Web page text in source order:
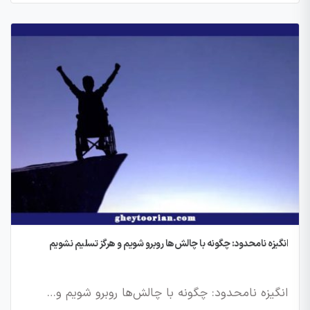
انگیزه نامحدود: چگونه با چالش‌ها روبرو شویم و هرگز تسلیم نشویم
انگیزه نامحدود: چگونه با چالش‌ها روبرو شویم و…